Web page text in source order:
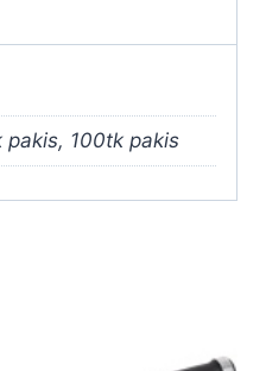
pakis, 100tk pakis